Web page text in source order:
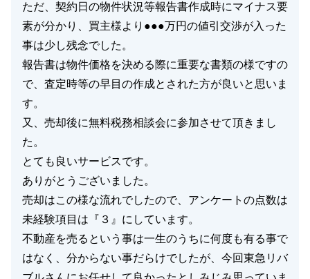
ただ、契約日の物件状況等報告書作成時にマイナス要
素が分かり、買主様より●●●万円の値引交渉が入った
事は少し残念でした。
報告書は物件価格を決める際に重要な書類の様ですの
で、査定時等の早目の作成とされた方が良いと思いま
す。
又、売却後に無料税務相談会に参加させて頂きまし
た。
とても良いサービスです。
ありがとうございました。
売却はこの様な流れでしたので、アンケートの点数は
未経験項目は『３』にしています。
不動産を売るという事は一生のうちに何度も有る事で
はなく、分からない事だらけでしたが、今回東急リバ